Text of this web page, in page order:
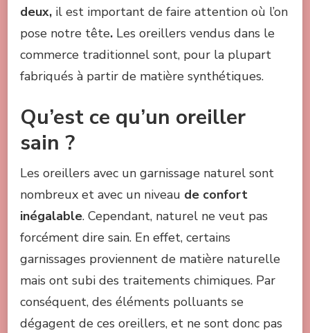
deux, il est important de faire attention où l’on
pose notre tête. Les oreillers vendus dans le
commerce traditionnel sont, pour la plupart
fabriqués à partir de matière synthétiques.
Qu’est ce qu’un oreiller
sain ?
Les oreillers avec un garnissage naturel sont
nombreux et avec un niveau de confort
inégalable. Cependant, naturel ne veut pas
forcément dire sain. En effet, certains
garnissages proviennent de matière naturelle
mais ont subi des traitements chimiques. Par
conséquent, des éléments polluants se
dégagent de ces oreillers, et ne sont donc pas